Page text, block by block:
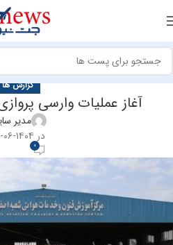
گزارش ها
آغاز عمليات وارسي
مدیر
در ۱۴۰۴-۰۶-۰۴
0